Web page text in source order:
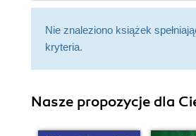
Nie znaleziono książek
kryteria.
Nasze propozycje dla